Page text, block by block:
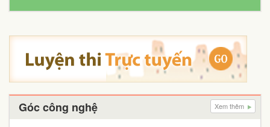
Góc công nghệ Xem thêm